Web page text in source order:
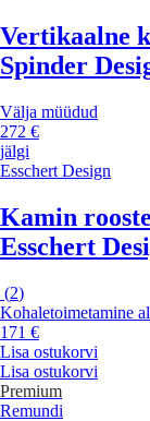
Vertikaalne
Spinder
Välja müüdud
272 €
jälgi
Esschert Design
Kamin
Esschert
(2)
Kohaletoimetamine
171 €
Lisa ostukorvi
Lisa ostukorvi
Premium
Remundi